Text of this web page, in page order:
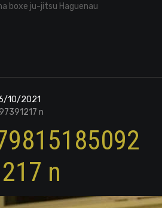
boxe ju-jitsu Haguenau
10/2021
n
n